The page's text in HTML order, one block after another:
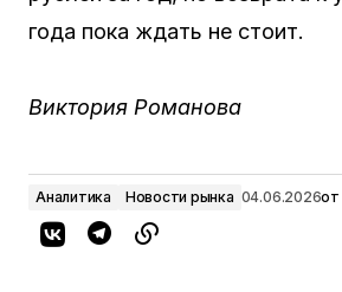
года пока ждать не стоит.
Виктория Романова
Аналитика Новости рынка 04.06.2026от